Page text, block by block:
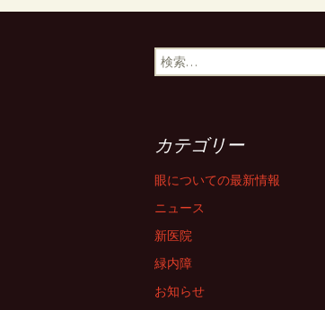
検
索:
カテゴリー
眼についての最新情報
ニュース
新医院
緑内障
お知らせ